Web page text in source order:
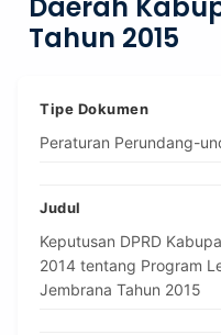
Tahun 2015
Tipe Dokumen
Peraturan Perundang-
Judul
Keputusan DPRD
2014 tentang Program
Jembrana Tahun 2015